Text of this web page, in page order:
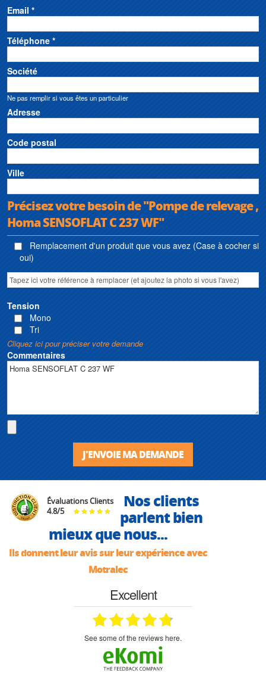
Email *
Téléphone *
Société
Ne pas remplir si vous êtes un particulier
Adresse
Code postal
Ville
Précisez votre besoin de "Pompe de relevage ,
Homa SENSOFLAT C 237 WF"
Remplacement d'un produit que vous avez (Case à cocher si
oui)
Tension
Mono
Tri
Cliquez ici pour préciser votre demande
Commentaires
J'ENVOIE MA DEMANDE
Évaluations Clients
4.8/5
Nos clients
parlent bien
mieux que nous...
Ils donnent leur avis sur leur expérience avec
Motralec
Excellent
see some of the reviews here.